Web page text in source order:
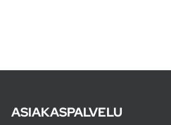
ASIAKASPALVELU